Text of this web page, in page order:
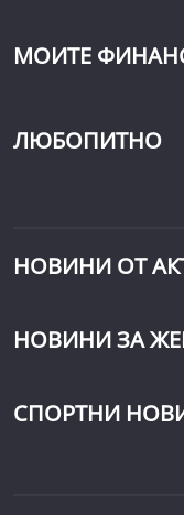
МОИТЕ
ЛЮБОПИТНО
НОВИНИ ОТ
НОВИНИ ЗА
СПОРТНИ